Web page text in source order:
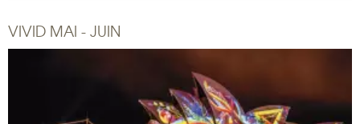
VIVID MAI - JUIN